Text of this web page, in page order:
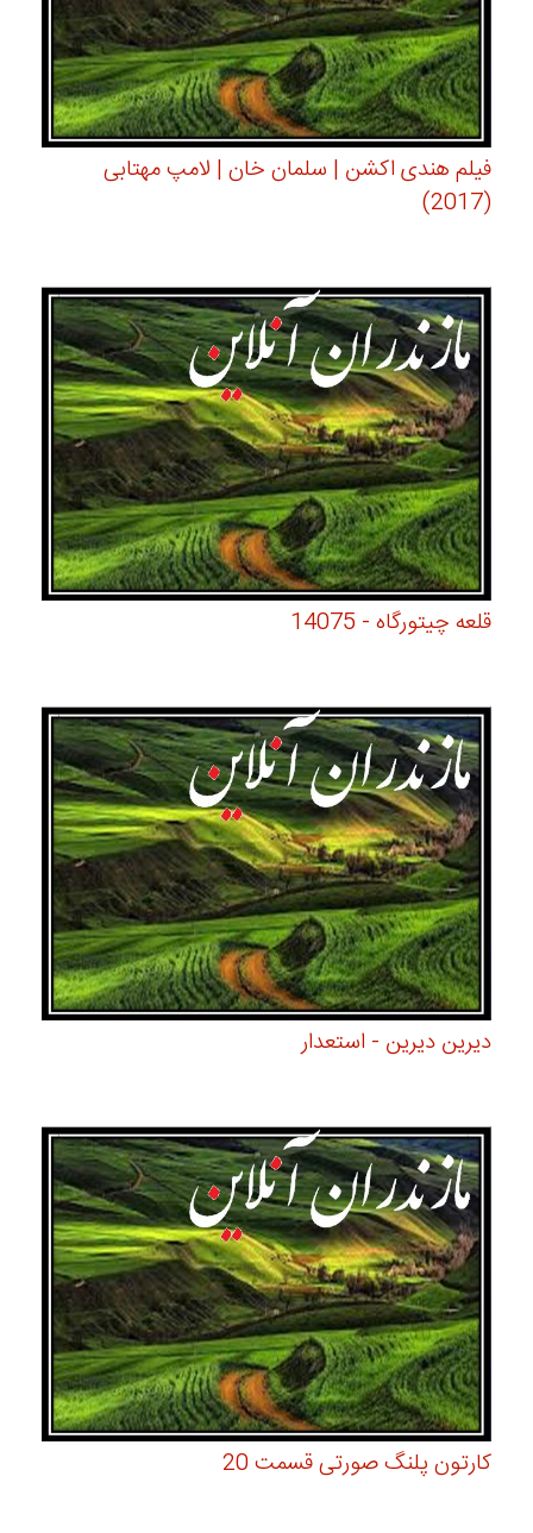
فیلم هندی اکشن | سلمان خان | لامپ مهتابی
(2017)
قلعه چیتورگاه - 14075
دیرین دیرین - استعدار
کارتون پلنگ صورتی قسمت 20